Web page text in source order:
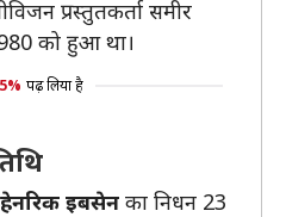
प्रस्तुतकर्ता समीर
को हुआ था।
पढ़ लिया है
हेनरिक इबसेन का निधन 23